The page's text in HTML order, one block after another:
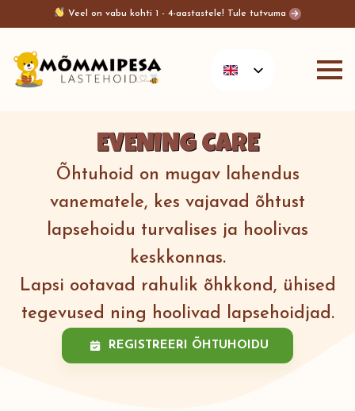
Veel on vabu kohti 1 - 4-aastastele! Tule tutvuma
EVENING CARE
Õhtuhoid on mugav lahendus
vanematele, kes vajavad õhtust
lapsehoidu turvalises ja hoolivas
keskkonnas.
Lapsi ootavad rahulik õhkkond, ühised
tegevused ning hoolivad lapsehoidjad.
REGISTREERI ÕHTUHOIDU